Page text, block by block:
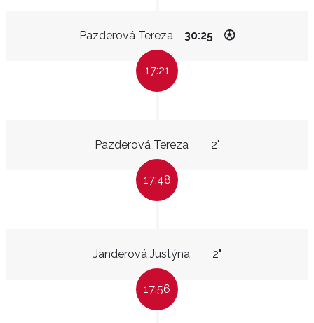
Pazderová Tereza 30:25
17:21
Pazderová Tereza 2"
17:48
Janderová Justýna 2"
17:56